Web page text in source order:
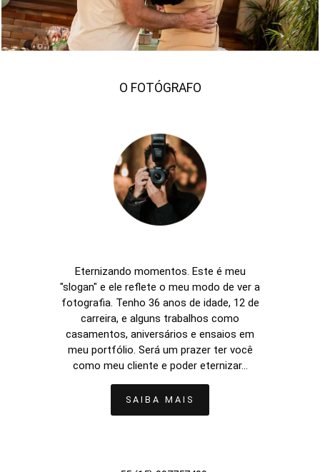
O FOTÓGRAFO
Eternizando momentos. Este é meu
"slogan" e ele reflete o meu modo de ver a
fotografia. Tenho 36 anos de idade, 12 de
carreira, e alguns trabalhos como
casamentos, aniversários e ensaios em
meu portfólio. Será um prazer ter você
como meu cliente e poder eternizar...
SAIBA MAIS